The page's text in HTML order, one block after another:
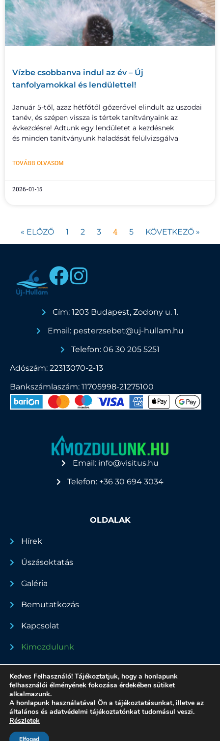
Vízbe csobbanva indul az év – Új
tanfolyamokkal és lendülettel!
Január 5-től, azaz hétfőtől gőzerővel elindult az uszodai
tanév, és szépen vissza is tértek tanítványaink az
évkezdésre! Adtunk egy lendületet a kezdésnek
és minden tanítványunk haladását felülvizsgálva
TOVÁBB OLVASOM
2026-01-15
« ELŐZŐ 1 2 3 4 5 KÖVETKEZŐ »
Cím: 1203 Budapest, Zodony u. 1.
Email: pesterzsebet@uj-hullam.hu
Telefon: 06 30 205 5251
Adószám: 22313070-2-13
Bankszámlaszám: 11705998-21275100
Email: info@visitus.hu
Telefon: +36 30 694 3034
OLDALAK
Hírek
Úszásoktatás
Galéria
Bemutatkozás
Kapcsolat
Kimozdulunk
Minden jog fenntartva - 2022
Kedves Felhasználó! Tájékoztatjuk, hogy a honlapunk
felhasználói élményének fokozása érdekében sütiket
alkalmazunk.
A honlapunk használatával Ön a tájékoztatásunkat, illetve az
általános és adatvédelmi tájékoztatónkat tudomásul veszi.
Részletek
Elfogad